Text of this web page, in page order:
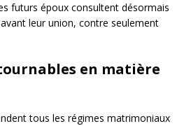
futurs époux consultent désormais
leur union, contre seulement
en matière
tous les régimes matrimoniaux